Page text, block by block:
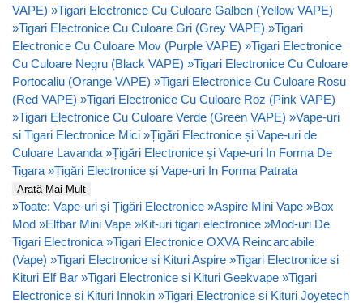
VAPE) »Tigari Electronice Cu Culoare Galben (Yellow VAPE)
»Tigari Electronice Cu Culoare Gri (Grey VAPE) »Tigari
Electronice Cu Culoare Mov (Purple VAPE) »Tigari Electronice
Cu Culoare Negru (Black VAPE) »Tigari Electronice Cu Culoare
Portocaliu (Orange VAPE) »Tigari Electronice Cu Culoare Rosu
(Red VAPE) »Tigari Electronice Cu Culoare Roz (Pink VAPE)
»Tigari Electronice Cu Culoare Verde (Green VAPE) »Vape-uri
si Tigari Electronice Mici »Țigări Electronice și Vape-uri de
Culoare Lavanda »Țigări Electronice și Vape-uri In Forma De
Tigara »Țigări Electronice și Vape-uri In Forma Patrata
Arată Mai Mult
»Toate: Vape-uri și Țigări Electronice »Aspire Mini Vape »Box
Mod »Elfbar Mini Vape »Kit-uri tigari electronice »Mod-uri De
Tigari Electronica »Tigari Electronice OXVA Reincarcabile
(Vape) »Tigari Electronice si Kituri Aspire »Tigari Electronice si
Kituri Elf Bar »Tigari Electronice si Kituri Geekvape »Tigari
Electronice si Kituri Innokin »Tigari Electronice si Kituri Joyetech